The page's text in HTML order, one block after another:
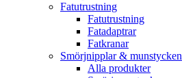
Fatutrustning
Fatutrustning
Fatadaptrar
Fatkranar
Smörjnipplar & munstycken
Alla produkter